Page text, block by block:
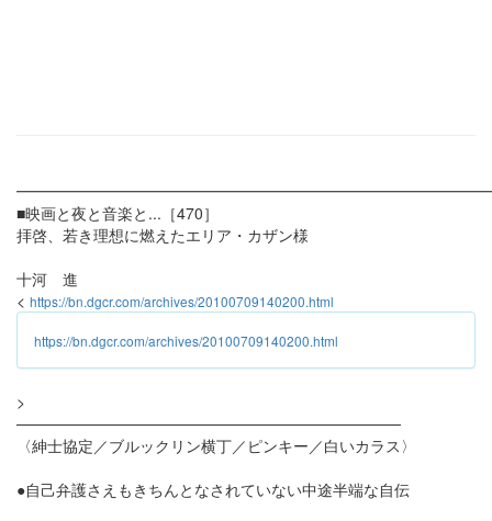
■映画と夜と音楽と...［470］
拝啓、若き理想に燃えたエリア・カザン様
十河 進
< https://bn.dgcr.com/archives/20100709140200.html
https://bn.dgcr.com/archives/20100709140200.html
>
───────────────────────────────────
〈紳士協定／ブルックリン横丁／ピンキー／白いカラス〉
●自己弁護さえもきちんとなされていない中途半端な自伝